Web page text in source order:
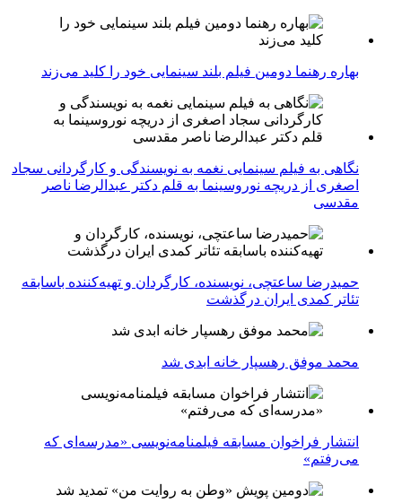
بهاره رهنما دومین فیلم بلند سینمایی خود را کلید می‌زند
نگاهی به فیلم سینمایی نغمه به نویسندگی و کارگردانی سجاد
اصغری از دریچه نوروسینما به قلم دکتر عبدالرضا ناصر
مقدسی
حمیدرضا ساعتچی، نویسنده، کارگردان و تهیه‌کننده باسابقه
تئاتر کمدی ایران درگذشت
محمد موفق رهسپار خانه ابدی شد
انتشار فراخوان مسابقه فیلمنامه‌نویسی «مدرسه‌ای که
می‌رفتم»